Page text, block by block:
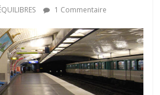
1 Commentaire